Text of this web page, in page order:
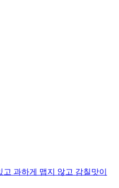
과하게 맵지 않고 감칠맛이